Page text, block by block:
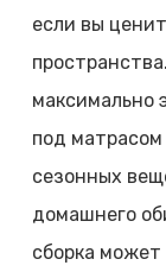
если вы
максимально
под матрасом
сезонных
домашнего
сборка может